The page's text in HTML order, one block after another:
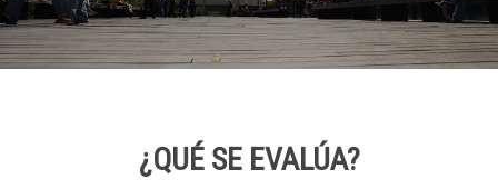
¿QUÉ SE EVALÚA?